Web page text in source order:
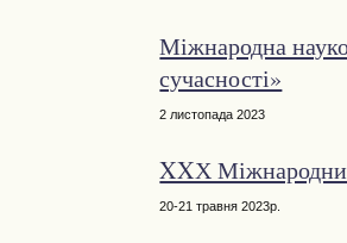
Міжнародна
сучасності»
2 листопада 2023
XXХ
20-21 травня 2023р.